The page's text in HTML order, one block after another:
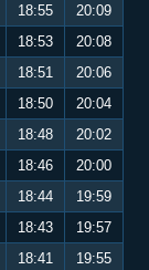
18:55
20:09
18:53
20:08
18:51
20:06
18:50
20:04
18:48
20:02
18:46
20:00
18:44
19:59
18:43
19:57
18:41
19:55